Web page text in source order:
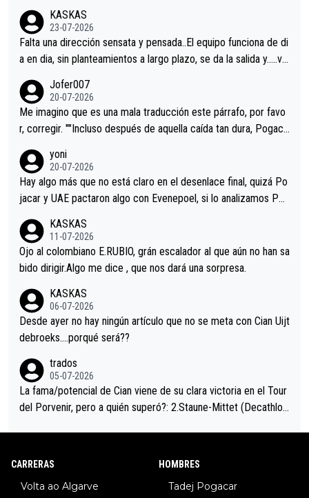
KASKAS
23-07-2026
Falta una dirección sensata y pensada..El equipo funciona de di
a en dia, sin planteamientos a largo plazo, se da la salida y…..ve
Minguez, Velez etc etc.Me da pena vivir estos momentos tan
tristes sin victorias.
Jofer007
20-07-2026
Me imagino que es una mala traducción este párrafo, por favo
r, corregir. ""Incluso después de aquella caída tan dura, Pogaca
permaneció pegado a su rueda. Parecía increíble la forma en l
a que era capaz de controlar el miedo", recordó."
yoni
20-07-2026
Hay algo más que no está claro en el desenlace final, quizá Po
jacar y UAE pactaron algo con Evenepoel, si lo analizamos Poj
i sin pedalear, luego está el saludo con Evenepoel dándose la
mano de una manera muy fraternal, más allá de los típicos toqu
es en el hombro con que saludaba a Vingegard. Ahí hubo una in
eta, a ver si por querer poner a Del Toro con calzador en posi
ción de podio UAE y Pojacar se van complicar el tour.
KASKAS
11-07-2026
Ojo al colombiano E.RUBIO, grán escalador al que aún no han sa
bido dirigir.Algo me dice , que nos dará una sorpresa.
KASKAS
06-07-2026
Desde ayer no hay ningún artículo que no se meta con Cian Uijt
debroeks….porqué será??
trados
05-07-2026
La fama/potencial de Cian viene de su clara victoria en el Tour
del Porvenir, pero a quién superó?: 2.Staune-Mittet (Decathlon,
CARRERAS
Volta ao Algarve
HOMBRES
Tadej Pogacar